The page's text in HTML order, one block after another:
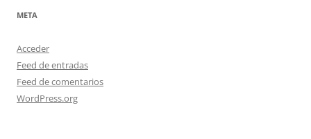
META
Acceder
Feed de entradas
Feed de comentarios
WordPress.org